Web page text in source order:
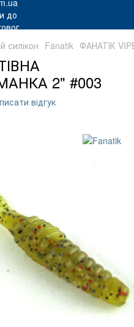
силікон Fanatik ФАНАТІК
2" #003
відгук